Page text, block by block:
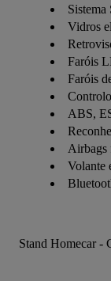
Sistema
Vidros
Faróis
Faróis
ABS,
Airbags
Volante
Stand Homecar -